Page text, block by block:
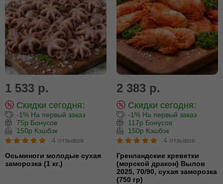
1 533 р.
Скидки сегодня:
-1% На первый заказ
75р Бонусов
150р Кэшбэк
4 отзывов
Осьминоги молодые сухая
заморозка (1 кг.)
2 383 р.
Скидки сегодня:
-1% На первый заказ
117р Бонусов
150р Кэшбэк
4 отзывов
Гренландские креветки
(морской дракон) Вылов
2025, 70/90, сухая заморозка
(750 гр)